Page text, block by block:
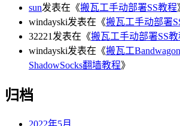
sun发表在《搬瓦工手动部署SS教程
windayski发表在《搬瓦工手动部署
32221 发表在《搬瓦工手动部署SS教
windayski发表在《搬瓦工
ShadowSocks翻墙教程》
归档